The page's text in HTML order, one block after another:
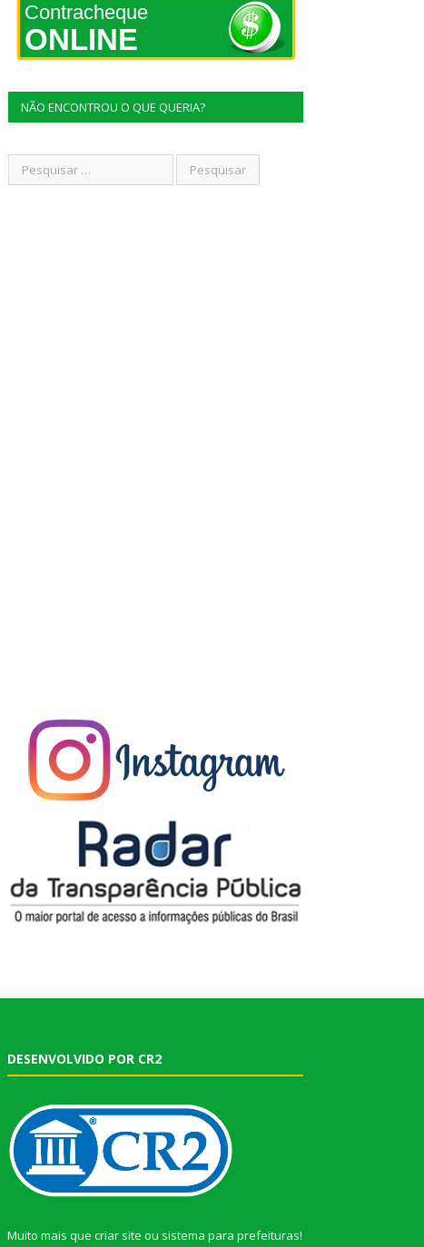
Contracheque
ONLINE
NÃO ENCONTROU O QUE QUERIA?
DESENVOLVIDO POR CR2
Muito mais que criar site ou sistema para prefeituras!